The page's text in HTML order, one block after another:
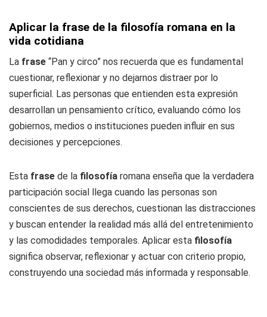
Aplicar la frase de la filosofía romana en la
vida cotidiana
La frase “Pan y circo” nos recuerda que es fundamental
cuestionar, reflexionar y no dejarnos distraer por lo
superficial. Las personas que entienden esta expresión
desarrollan un pensamiento crítico, evaluando cómo los
gobiernos, medios o instituciones pueden influir en sus
decisiones y percepciones.
Esta frase de la filosofía romana enseña que la verdadera
participación social llega cuando las personas son
conscientes de sus derechos, cuestionan las distracciones
y buscan entender la realidad más allá del entretenimiento
y las comodidades temporales. Aplicar esta filosofía
significa observar, reflexionar y actuar con criterio propio,
construyendo una sociedad más informada y responsable.